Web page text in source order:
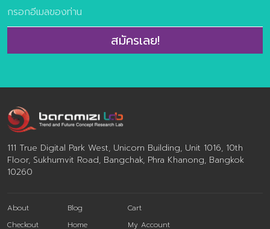
เยอะกว่ากัน แต่แข่งกันที่ “ความฉลาดและ
เข้าถึงง่าย” โดยมี 3 เทรนด์หลักที่จะเข้ามา
เปลี่ยนเกม: AI-First Software: ต่อจากนี้
AI จะไม่ใช่แค่ปุ่มกดหรือ “ลูกเล่นเสริม” อีก
ก่อนที่เราจะเอ่ยปากถามเสียอีก ยุคของ
Citizen Dev […]
การนอนหลับ
(เน้นความคุ้ม
การโฆษณาเกิ
หลักฐานทางวิ
สมัครเลย!
111 True Digital Park West, Unicorn Building, Unit 1016, 10th
Floor, Sukhumvit Road, Bangchak, Phra Khanong, Bangkok
10260
About Blog
Cart
Checkout
Home My Account